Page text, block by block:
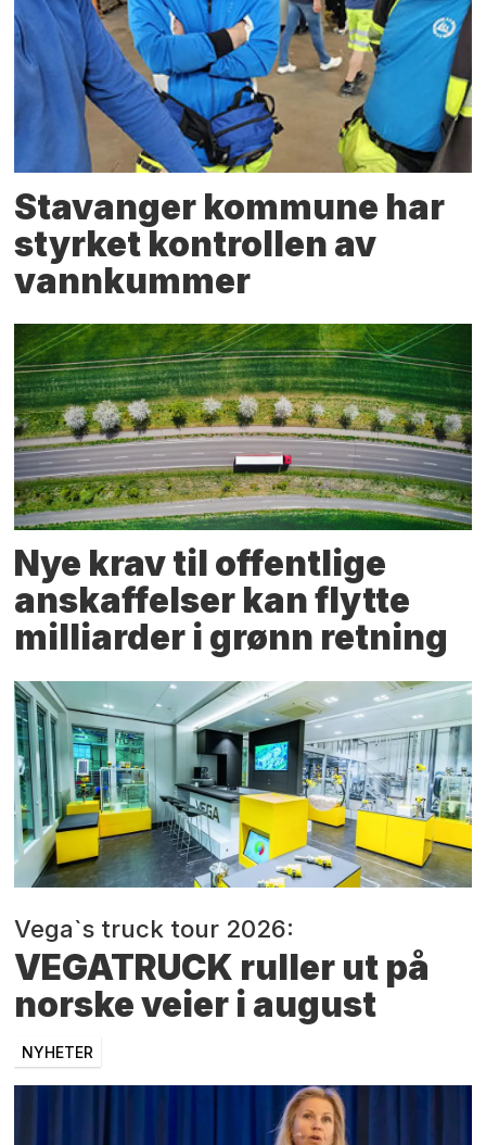
Stavanger kommune har
styrket kontrollen av
vannkummer
Nye krav til offentlige
anskaffelser kan flytte
milliarder i grønn retning
Vega`s truck tour 2026:
VEGATRUCK ruller ut på
norske veier i august
NYHETER